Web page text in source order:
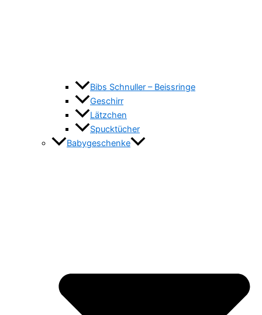
Bibs Schnuller – Beissringe
Geschirr
Lätzchen
Spucktücher
Babygeschenke